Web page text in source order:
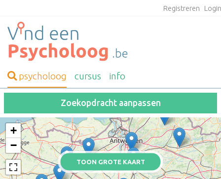
Registreren
psycholoog cursus info
Zoekopdracht aanpassen
TOON GROTE KAART
+
−